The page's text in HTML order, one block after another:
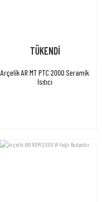
TÜKENDİ
Arçelik AR MT PTC 2000 Seramik
Isıtıcı